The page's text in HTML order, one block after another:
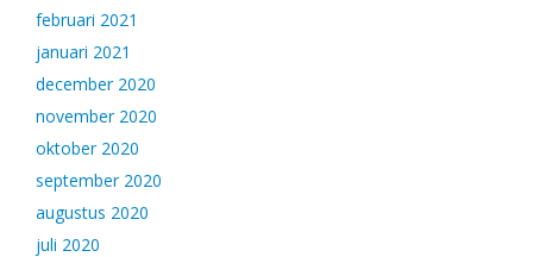
februari 2021
januari 2021
december 2020
november 2020
oktober 2020
september 2020
augustus 2020
juli 2020